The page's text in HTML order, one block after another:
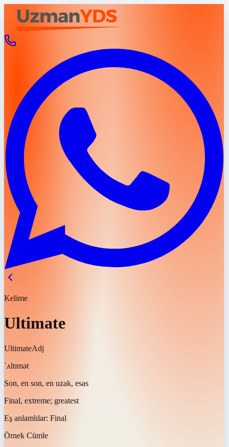
Kelime
Ultimate
UltimateAdj
ˈʌltɪmət
Son, en son, en uzak, esas
Final, extreme; greatest
Eş anlamlılar: Final
Örnek Cümle